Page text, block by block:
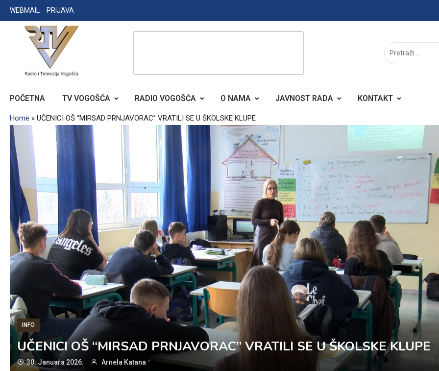
Skip
to
WEBMAIL PRIJAVA
RADIO TELEVIZIJA VOGOŠĆA
POČETNA TV VOGOŠĆA RADIO VOGOŠĆA O NAMA JAVNOST RADA KONTAKT
Home » UČENICI OŠ “MIRSAD PRNJAVORAC” VRATILI SE U ŠKOLSKE KLUPE
INFO
UČENICI OŠ “MIRSAD PRNJAVORAC” VRATILI SE U ŠKOLSKE KLUPE
30. Januara 2026. Arnela Katana